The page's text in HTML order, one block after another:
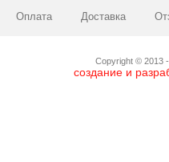
Оплата Доставка
Copyright © 2013
создание и